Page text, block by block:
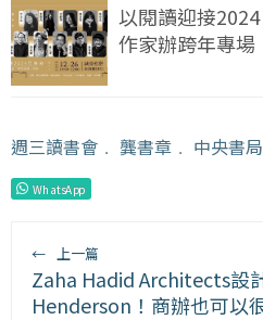
以閱讀迎接
作家辦跨年專場
週三讀書會 ﹒ 龔書章 ﹒ 中央書局
WhatsApp
← 上一篇
Zaha Hadid Architects設
Henderson！商辦也可以